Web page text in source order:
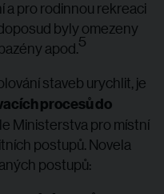
a pro rodinnou rekreaci
byly omezeny
apod.5
staveb urychlit, je
procesů do
Ministerstva pro místní
postupů. Novela
postupů: